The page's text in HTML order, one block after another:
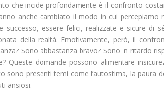
che incide profondamente è il confronto
anche cambiato il modo in cui
successo, essere felici, realizzate e sicure di
della realtà. Emotivamente, però, il
Sono abbastanza bravo? Sono in ritardo
Queste domande possono alimentare
sono presenti temi come l’autostima, la paura
ansiosi.